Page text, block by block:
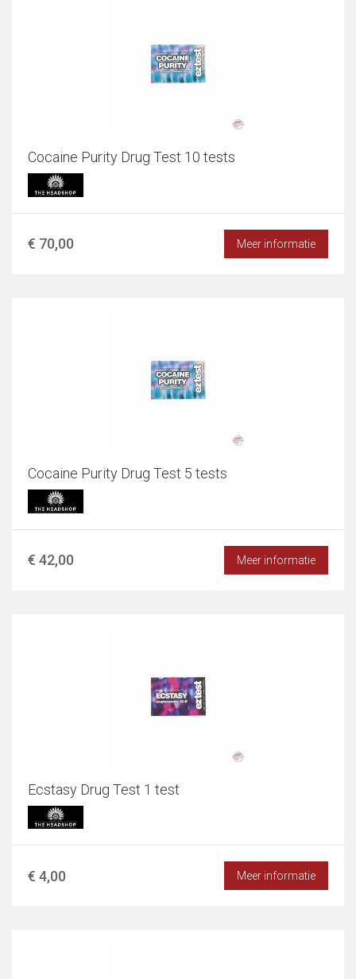
Cocaine Purity Drug Test 10 tests
€ 70,00 Meer informatie
Cocaine Purity Drug Test 5 tests
€ 42,00 Meer informatie
Ecstasy Drug Test 1 test
€ 4,00 Meer informatie